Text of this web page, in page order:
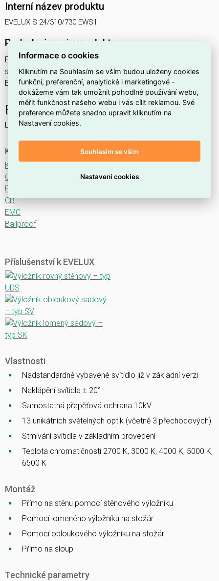
Interní název produktu
EVELUX S 24/310/730 EWS1
Podrobný popis produktu
EVELUX S 24/310/730 EWS1 26W IP66
svítidlo pouliční s modulem LED, spektrum 730A3, optika
EWS1 (Extra Wide Street TYPE III - M)
EVELUX
LED svítidlo pro osvětlení komunikací.
Ke stažení
Katalogový list
CE
ENEC
CB
EMC
Ballproof
Příslušenství k EVELUX
Vlastnosti
Nadstandardně vybavené svítidlo již v základní verzi
Naklápění svítidla ± 20°
Samostatná přepěťová ochrana 10kV
13 unikátních světelných optik (včetně 3 přechodových)
Stmívání svítidla v základním provedení
Teplota chromatičnosti 2700 K, 3000 K, 4000 K, 5000 K,
6500 K
Montáž
Přímo na stěnu pomocí stěnového výložníku
Pomocí lomeného výložníku na stožár
Pomocí obloukového výložníku na stožár
Přímo na sloup
Technické parametry
Informace o cookies
Kliknutím na Souhlasím se vším budou uloženy cookies
funkční, preferenční, analytické i marketingové -
dokážeme vám tak umožnit pohodlné používání webu,
měřit funkčnost našeho webu i vás cílit reklamou. Své
preference můžete snadno upravit kliknutím na
Nastavení cookies.
Souhlasím se vším
Nastavení cookies